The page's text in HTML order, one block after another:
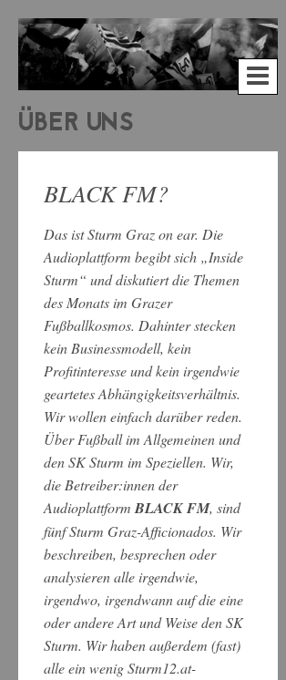
ÜBER UNS
BLACK FM?
Das ist Sturm Graz on ear. Die
Audioplattform begibt sich „Inside
Sturm“ und diskutiert die Themen
des Monats im Grazer
Fußballkosmos. Dahinter stecken
kein Businessmodell, kein
Profitinteresse und kein irgendwie
geartetes Abhängigkeitsverhältnis.
Wir wollen einfach darüber reden.
Über Fußball im Allgemeinen und
den SK Sturm im Speziellen. Wir,
die Betreiber:innen der
Audioplattform BLACK FM, sind
fünf Sturm Graz-Afficionados. Wir
beschreiben, besprechen oder
analysieren alle irgendwie,
irgendwo, irgendwann auf die eine
oder andere Art und Weise den SK
Sturm. Wir haben außerdem (fast)
alle ein wenig Sturm12.at-